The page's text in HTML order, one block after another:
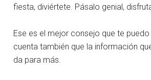
fiesta, diviértete. Pásalo genial,
Ese es el mejor consejo que te puedo
cuenta también que la información
da para más.